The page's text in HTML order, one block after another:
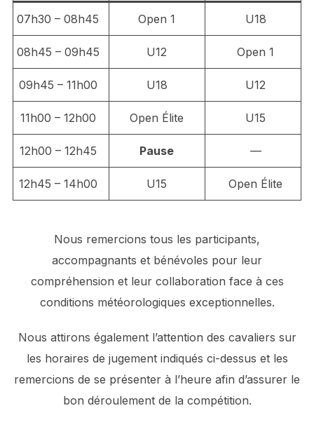
07h30 – 08h45 Open 1 U18
08h45 – 09h45 U12 Open 1
09h45 – 11h00 U18 U12
11h00 – 12h00 Open Élite U15
12h00 – 12h45 Pause —
12h45 – 14h00 U15 Open Élite
Nous remercions tous les participants,
accompagnants et bénévoles pour leur
compréhension et leur collaboration face à ces
conditions météorologiques exceptionnelles.
Nous attirons également l’attention des cavaliers sur
les horaires de jugement indiqués ci-dessus et les
remercions de se présenter à l’heure afin d’assurer le
bon déroulement de la compétition.